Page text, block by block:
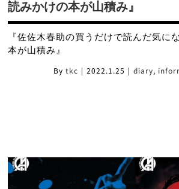
読みかけの本が山積み』
『佐佐木春助の買うだけで読んだ気に
本が山積み』
By tkc | 2022.1.25 | diary,